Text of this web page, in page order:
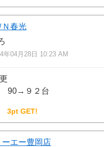
Ｎ春光
年04月28日 10:23 AM
90→９２台
3pt GET!
エー豊岡店